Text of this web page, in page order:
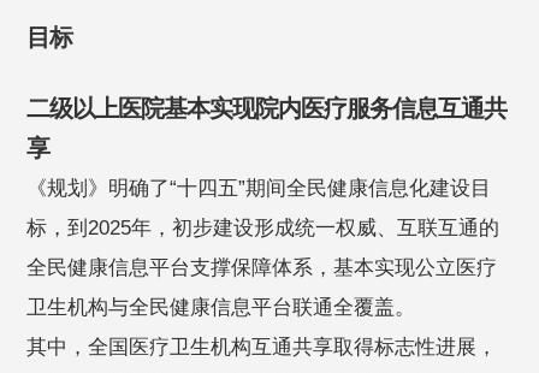
目标
二级以上医院基本实现院内医疗服务信息互通共
享
《规划》明确了“十四五”期间全民健康信息化建设目
标，到2025年，初步建设形成统一权威、互联互通的
全民健康信息平台支撑保障体系，基本实现公立医疗
卫生机构与全民健康信息平台联通全覆盖。
其中，全国医疗卫生机构互通共享取得标志性进展，